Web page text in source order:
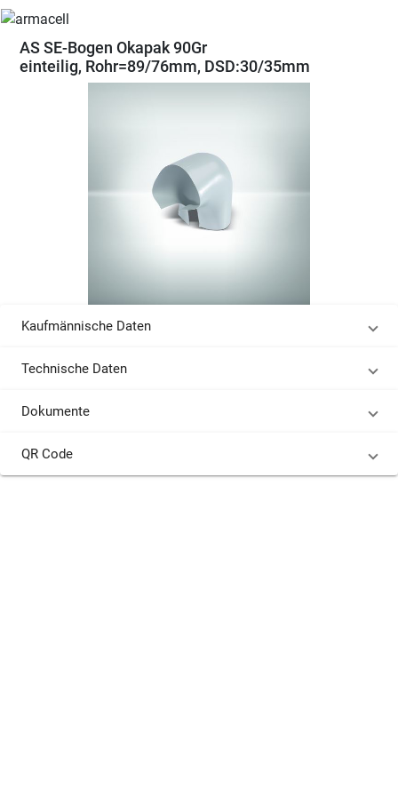
AS SE-Bogen Okapak 90Gr
einteilig, Rohr=89/76mm, DSD:30/35mm
Kaufmännische Daten
Technische Daten
Dokumente
QR Code